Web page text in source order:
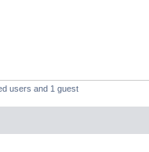
users and 1 guest